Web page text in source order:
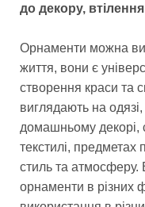
до декору,
Орнаменти можна
життя, вони є
створення краси та
виглядають на
домашньому декорі,
текстилі,
стиль та
орнаменти в різних